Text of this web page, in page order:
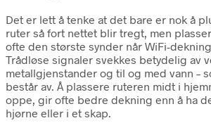
Det er lett å tenke at det bare er nok å
ruter så fort nettet blir tregt, men
ofte den største synder når WiFi-
Trådløse signaler svekkes betydelig av
metallgjenstander og til og med vann –
består av. Å plassere ruteren midt i
oppe, gir ofte bedre dekning enn å ha
hjørne eller i et skap.